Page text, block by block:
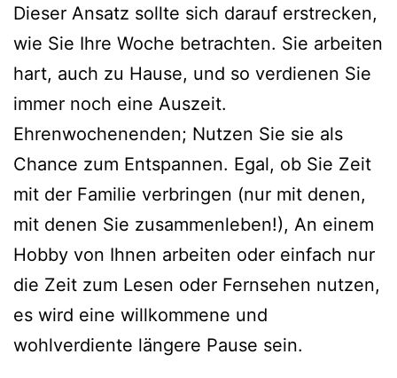
Dieser Ansatz sollte sich darauf erstrecken,
wie Sie Ihre Woche betrachten. Sie arbeiten
hart, auch zu Hause, und so verdienen Sie
immer noch eine Auszeit.
Ehrenwochenenden; Nutzen Sie sie als
Chance zum Entspannen. Egal, ob Sie Zeit
mit der Familie verbringen (nur mit denen,
mit denen Sie zusammenleben!), An einem
Hobby von Ihnen arbeiten oder einfach nur
die Zeit zum Lesen oder Fernsehen nutzen,
es wird eine willkommene und
wohlverdiente längere Pause sein.